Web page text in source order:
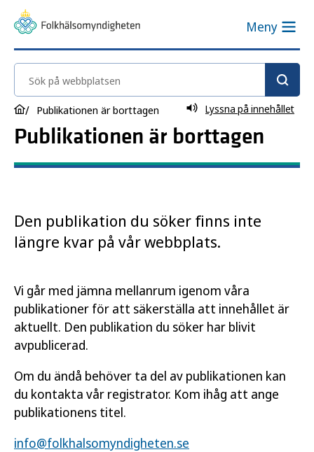
Meny
Sök på webbplatsen
Publikationen är borttagen Lyssna på innehållet
Publikationen är borttagen
Den publikation du söker finns inte
längre kvar på vår webbplats.
Vi går med jämna mellanrum igenom våra
publikationer för att säkerställa att innehållet är
aktuellt. Den publikation du söker har blivit
avpublicerad.
Om du ändå behöver ta del av publikationen kan
du kontakta vår registrator. Kom ihåg att ange
publikationens titel.
info@folkhalsomyndigheten.se